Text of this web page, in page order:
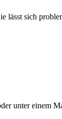
lässt sich
unter einem